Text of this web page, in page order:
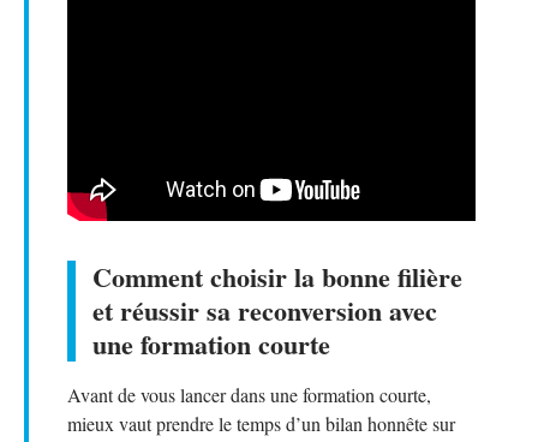
Comment choisir la bonne filière
et réussir sa reconversion avec
une formation courte
Avant de vous lancer dans une formation courte,
mieux vaut prendre le temps d’un bilan honnête sur